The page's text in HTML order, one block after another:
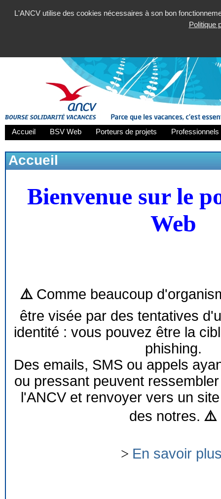
L'ANCV utilise des cookies nécessaires à son bon
Politique
Accueil BSV Web Porteurs de projets
Accueil
Bienvenue sur le
Web
⚠️ Comme beaucoup
être visée par des tentatives
identité : vous pouvez être la
phishing.
Des emails, SMS ou appels
ou pressant peuvent
l'ANCV et renvoyer vers un
des notres. ⚠️
> En savoir